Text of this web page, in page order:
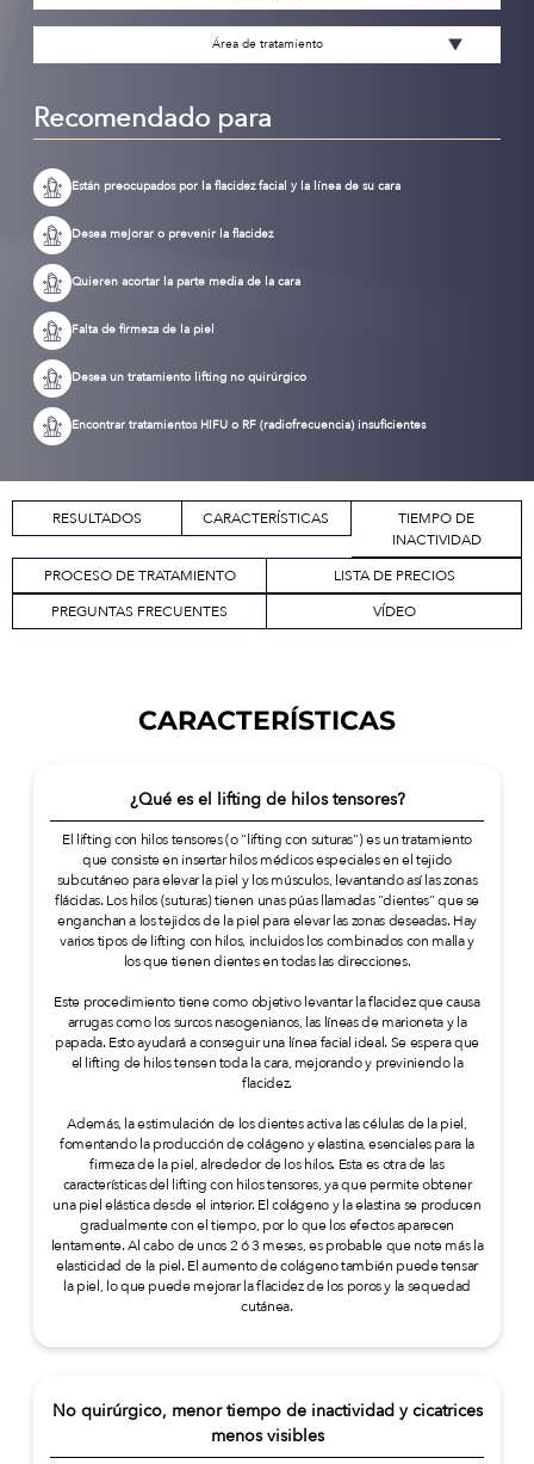
Área de tratamiento
Recomendado para
Están preocupados por la flacidez facial y la línea de su cara
Desea mejorar o prevenir la flacidez
Quieren acortar la parte media de la cara
Falta de firmeza de la piel
Desea un tratamiento lifting no quirúrgico
Encontrar tratamientos HIFU o RF (radiofrecuencia) insuficientes
RESULTADOS CARACTERÍSTICAS
TIEMPO DE
INACTIVIDAD
PROCESO DE TRATAMIENTO
LISTA DE PRECIOS
PREGUNTAS FRECUENTES
VÍDEO
CARACTERÍSTICAS
¿Qué es el lifting de hilos tensores?
El lifting con hilos tensores (o "lifting con suturas") es un tratamiento
que consiste en insertar hilos médicos especiales en el tejido
subcutáneo para elevar la piel y los músculos, levantando así las zonas
flácidas. Los hilos (suturas) tienen unas púas llamadas "dientes" que se
enganchan a los tejidos de la piel para elevar las zonas deseadas. Hay
varios tipos de lifting con hilos, incluidos los combinados con malla y
los que tienen dientes en todas las direcciones.
Este procedimiento tiene como objetivo levantar la flacidez que causa
arrugas como los surcos nasogenianos, las líneas de marioneta y la
papada. Esto ayudará a conseguir una línea facial ideal. Se espera que
el lifting de hilos tensen toda la cara, mejorando y previniendo la
flacidez.
Además, la estimulación de los dientes activa las células de la piel,
fomentando la producción de colágeno y elastina, esenciales para la
firmeza de la piel, alrededor de los hilos. Esta es otra de las
características del lifting con hilos tensores, ya que permite obtener
una piel elástica desde el interior. El colágeno y la elastina se producen
gradualmente con el tiempo, por lo que los efectos aparecen
lentamente. Al cabo de unos 2 ó 3 meses, es probable que note más la
elasticidad de la piel. El aumento de colágeno también puede tensar
la piel, lo que puede mejorar la flacidez de los poros y la sequedad
cutánea.
No quirúrgico, menor tiempo de inactividad y cicatrices
menos visibles